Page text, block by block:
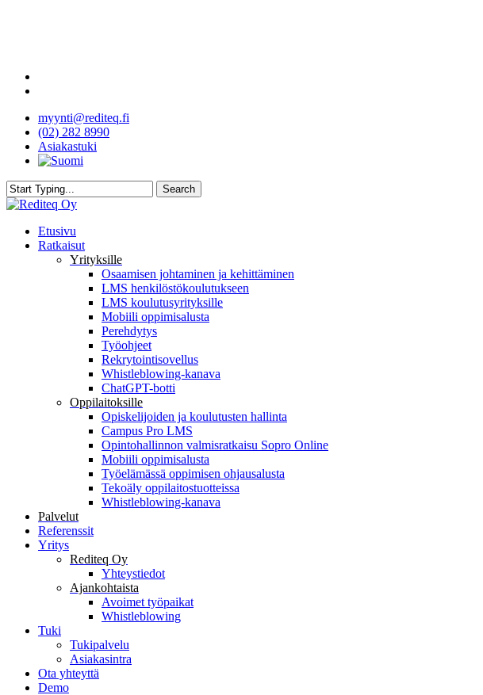
myynti@rediteq.fi
(02) 282 8990
Asiakastuki
Search
Close
search
Menu
Etusivu
Ratkaisut
Yrityksille
Osaamisen johtaminen ja kehittäminen
LMS henkilöstökoulutukseen
LMS koulutusyrityksille
Mobiili oppimisalusta
Perehdytys
Työohjeet
Rekrytointisovellus
Whistleblowing-kanava
ChatGPT-botti
Oppilaitoksille
Opiskelijoiden ja koulutusten hallinta
Campus Pro LMS
Opintohallinnon valmisratkaisu Sopro Online
Mobiili oppimisalusta
Työelämässä oppimisen ohjausalusta
Tekoäly oppilaitostuotteissa
Whistleblowing-kanava
Palvelut
Referenssit
Yritys
Rediteq Oy
Yhteystiedot
Ajankohtaista
Avoimet työpaikat
Whistleblowing
Tuki
Tukipalvelu
Asiakasintra
Ota yhteyttä
Demo